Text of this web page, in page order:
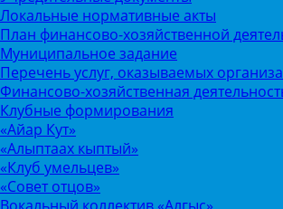
Локальные нормативные акты
План финансово-хозяйственной
Муниципальное задание
Перечень услуг, оказываемых
Финансово-хозяйственная
Клубные формирования
«Айар Кут»
«Алыптаах кыптый»
«Клуб умельцев»
«Совет отцов»
Вокальный коллектив «Алгыс»